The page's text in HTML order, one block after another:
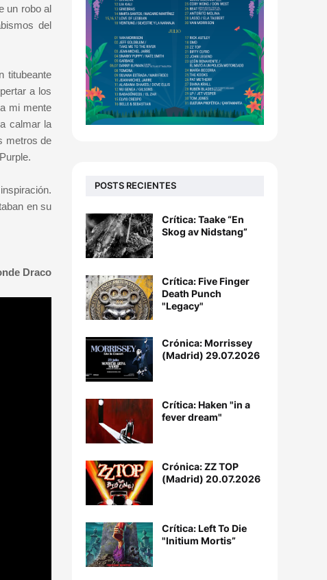
un robo al
del
titubeante
a los
mi mente
calmar la
metros de
en su
Draco
POSTS RECIENTES
Crítica: Taake “En
Skog av Nidstang”
Crítica: Five Finger
Death Punch
"Legacy"
Crónica: Morrissey
(Madrid) 29.07.2026
Crítica: Haken "in a
fever dream"
Crónica: ZZ TOP
(Madrid) 20.07.2026
Crítica: Left To Die
"Initium Mortis”